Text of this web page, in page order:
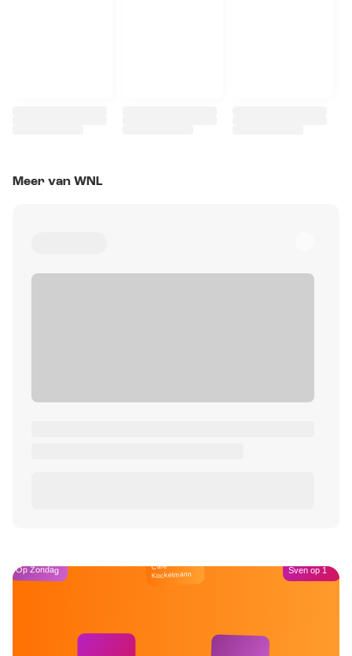
Meer van WNL
Op Zondag Café
Kockelmann Sven op 1